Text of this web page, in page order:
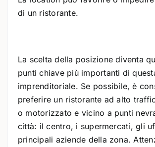
di un ristorante.
La scelta della posizione diventa
punti chiave più importanti di
imprenditoriale. Se possibile, è
preferire un ristorante ad alto
o motorizzato e vicino a punti
città: il centro, i supermercati, gli
principali aziende della zona.